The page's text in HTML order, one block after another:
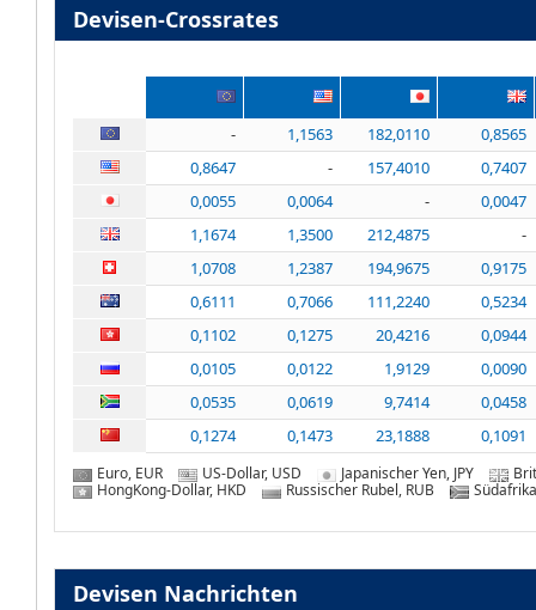
Devisen-Crossrates
- 1,1563 182,0110
0,8565
0,8647
- 157,4010
0,7407
0,0055
0,0064 -
0,0047
1,1674
1,3500 212,4875
-
1,0708
1,2387 194,9675
0,9175
0,6111
0,7066 111,2240
0,5234
0,1102
0,1275 20,4216
0,0944
0,0105
0,0122 1,9129
0,0090
0,0535
0,0619 9,7414
0,0458
0,1274
0,1473 23,1888 0,1091
Euro, EUR US-Dollar, USD Japanischer Yen, JPY
HongKong-Dollar, HKD
Russischer Rubel, RUB
Devisen Nachrichten